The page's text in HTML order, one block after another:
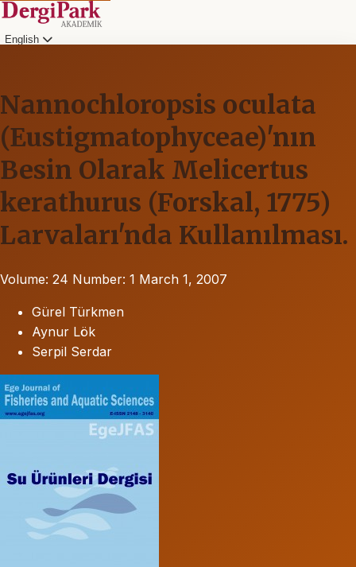
English
Nannochloropsis oculata
(Eustigmatophyceae)'nın
Besin Olarak Melicertus
kerathurus (Forskal, 1775)
Larvaları'nda Kullanılması.
Volume: 24 Number: 1 March 1, 2007
Gürel Türkmen
Aynur Lök
Serpil Serdar